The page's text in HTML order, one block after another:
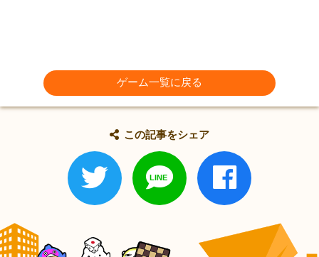
ゲーム一覧に戻る
この記事をシェア